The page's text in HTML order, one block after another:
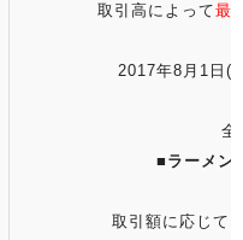
取引高によって最
2017年8月1日(
全
■ ラーメン
取引額に応じて